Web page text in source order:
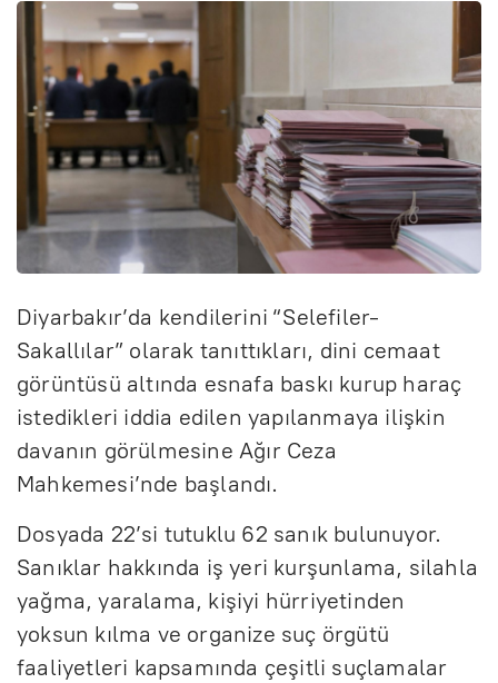
Diyarbakır’da kendilerini “Selefiler-
Sakallılar” olarak tanıttıkları, dini cemaat
görüntüsü altında esnafa baskı kurup haraç
istedikleri iddia edilen yapılanmaya ilişkin
davanın görülmesine Ağır Ceza
Mahkemesi’nde başlandı.
Dosyada 22’si tutuklu 62 sanık bulunuyor.
Sanıklar hakkında iş yeri kurşunlama, silahla
yağma, yaralama, kişiyi hürriyetinden
yoksun kılma ve organize suç örgütü
faaliyetleri kapsamında çeşitli suçlamalar